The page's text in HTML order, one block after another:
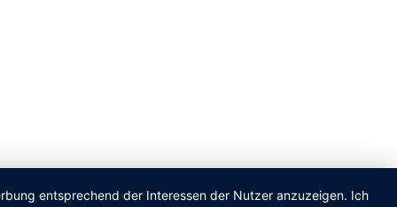
entsprechend der Interessen der Nutzer anzuzeigen. Ich